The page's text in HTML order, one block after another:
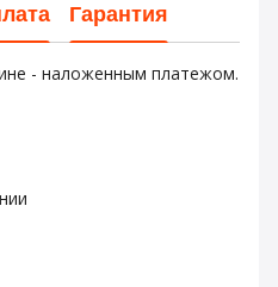
Гарантия
- наложенным платежом.